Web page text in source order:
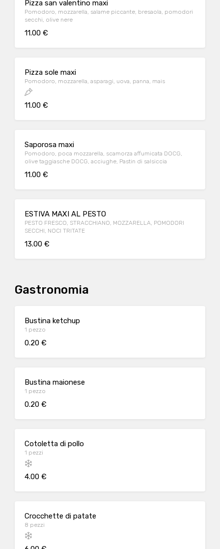
Pizza san valentino maxi
Pomodoro, mozzarella, salame piccante, bresaola, pomodori
secchi, olive nere
11.00 €
Pizza sole maxi
Pomodoro, mozzarella, asparagi, uova, panna, mais
11.00 €
Saporosa maxi
Pomodoro, poca mozzarella, scamorza affumicata DOCG,
olive taggiasche DOCG, acciughe, Pastin di salsiccia
11.00 €
ESTIVA MAXI AL PESTO
PESTO FRESCO, STRACCHIANO, MOZZARELLA, POMODORI
SECCHI, NOCI TRITATE
13.00 €
Gastronomia
Bustina ketchup
1 pezzo
0.20 €
Bustina maionese
1 pezzo
0.20 €
Cotoletta di pollo
1 pezzi
4.00 €
Crocchette di patate
8 pezzi